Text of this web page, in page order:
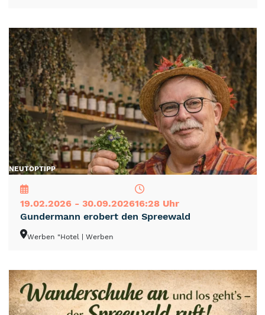
NEUTOPTIPP
19.02.2026 - 30.09.202616:28 Uhr
Gundermann erobert den Spreewald
Werben "Hotel | Werben